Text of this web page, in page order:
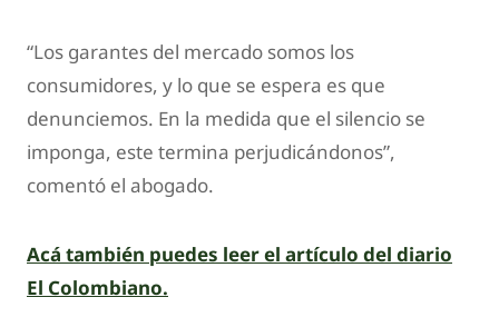
“Los garantes del mercado somos los
consumidores, y lo que se espera es que
denunciemos. En la medida que el silencio se
imponga, este termina perjudicándonos”,
comentó el abogado.
Acá también puedes leer el artículo del diario
El Colombiano.